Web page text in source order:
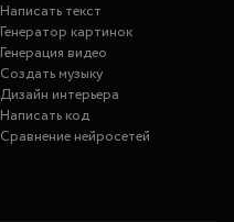
Написать текст
Генератор картинок
Генерация видео
Создать музыку
Дизайн интерьера
Написать код
Сравнение нейросетей